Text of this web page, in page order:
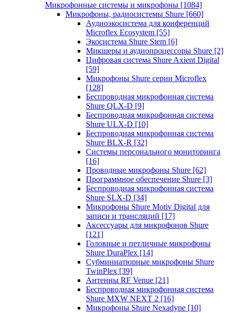
Микрофонные системы и микрофоны [1084]
Микрофоны, радиосистемы Shure [660]
Аудиоэкосистема для конференций
Microflex Ecosystem [55]
Экосистема Shure Stem [6]
Микшеры и аудиопроцессоры Shure [2]
Цифровая система Shure Axient Digital
[59]
Микрофоны Shure серии Microflex
[128]
Беспроводная микрофонная система
Shure QLX-D [9]
Беспроводная микрофонная система
Shure ULX-D [10]
Беспроводная микрофонная система
Shure BLX-R [32]
Системы персонального мониторинга
[16]
Проводные микрофоны Shure [62]
Программное обеспечение Shure [3]
Беспроводная микрофонная система
Shure SLX-D [34]
Микрофоны Shure Motiv Digital для
записи и трансляций [17]
Аксессуары для микрофонов Shure
[121]
Головные и петличные микрофоны
Shure DuraPlex [14]
Субминиатюрные микрофоны Shure
TwinPlex [39]
Антенны RF Venue [21]
Беспроводная микрофонная система
Shure MXW NEXT 2 [16]
Микрофоны Shure Nexadyne [10]